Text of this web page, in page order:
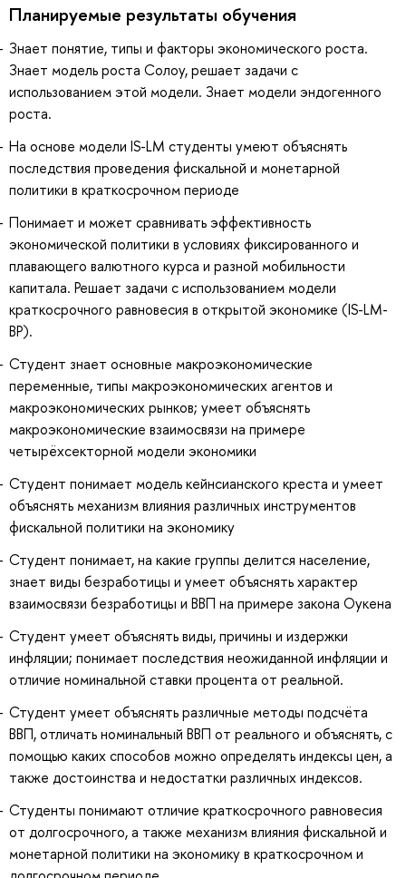
Планируемые результаты обучения
Знает понятие, типы и факторы экономического роста.
Знает модель роста Солоу, решает задачи с
использованием этой модели. Знает модели эндогенного
роста.
На основе модели IS-LM студенты умеют объяснять
последствия проведения фискальной и монетарной
политики в краткосрочном периоде
Понимает и может сравнивать эффективность
экономической политики в условиях фиксированного и
плавающего валютного курса и разной мобильности
капитала. Решает задачи с использованием модели
краткосрочного равновесия в открытой экономике (IS-LM-
BP).
Студент знает основные макроэкономические
переменные, типы макроэкономических агентов и
макроэкономических рынков; умеет объяснять
макроэкономические взаимосвязи на примере
четырёхсекторной модели экономики
Студент понимает модель кейнсианского креста и умеет
объяснять механизм влияния различных инструментов
фискальной политики на экономику
Студент понимает, на какие группы делится население,
знает виды безработицы и умеет объяснять характер
взаимосвязи безработицы и ВВП на примере закона Оукена
Студент умеет объяснять виды, причины и издержки
инфляции; понимает последствия неожиданной инфляции и
отличие номинальной ставки процента от реальной.
Студент умеет объяснять различные методы подсчёта
ВВП, отличать номинальный ВВП от реального и объяснять, с
помощью каких способов можно определять индексы цен, а
также достоинства и недостатки различных индексов.
Студенты понимают отличие краткосрочного равновесия
от долгосрочного, а также механизм влияния фискальной и
монетарной политики на экономику в краткосрочном и